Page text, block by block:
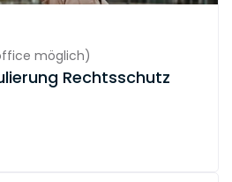
möglich)
Rechtsschutz